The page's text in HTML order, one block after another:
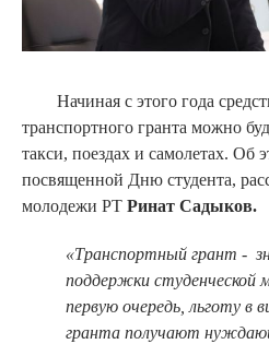
Начиная с этого года
транспортного гранта можно
такси, поездах и самолетах. Об
посвященной Дню студента,
молодежи РТ Ринат Садыков.
«Транспортный грант -
поддержки студенческой
первую очередь, льготу в
гранта получают